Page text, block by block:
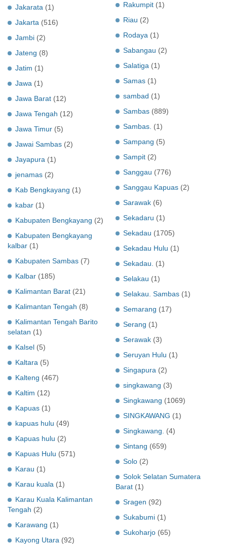
Jakarata (1)
Jakarta (516)
Jambi (2)
Jateng (8)
Jatim (1)
Jawa (1)
Jawa Barat (12)
Jawa Tengah (12)
Jawa Timur (5)
Jawai Sambas (2)
Jayapura (1)
jenamas (2)
Kab Bengkayang (1)
kabar (1)
Kabupaten Bengkayang (2)
Kabupaten Bengkayang
kalbar (1)
Kabupaten Sambas (7)
Kalbar (185)
Kalimantan Barat (21)
Kalimantan Tengah (8)
Kalimantan Tengah Barito
selatan (1)
Kalsel (5)
Kaltara (5)
Kalteng (467)
Kaltim (12)
Kapuas (1)
kapuas hulu (49)
Kapuas hulu (2)
Kapuas Hulu (571)
Karau (1)
Karau kuala (1)
Karau Kuala Kalimantan
Tengah (2)
Karawang (1)
Kayong Utara (92)
Rakumpit (1)
Riau (2)
Rodaya (1)
Sabangau (2)
Salatiga (1)
Samas (1)
sambad (1)
Sambas (889)
Sambas. (1)
Sampang (5)
Sampit (2)
Sanggau (776)
Sanggau Kapuas (2)
Sarawak (6)
Sekadaru (1)
Sekadau (1705)
Sekadau Hulu (1)
Sekadau.
(1)
Selakau (1)
Selakau. Sambas (1)
Semarang (17)
Serang (1)
Serawak (3)
Seruyan Hulu (1)
Singapura (2)
singkawang (3)
Singkawang (1069)
SINGKAWANG (1)
Singkawang.
(4)
Sintang (659)
Solo (2)
Solok Selatan Sumatera
Barat (1)
Sragen (92)
Sukabumi (1)
Sukoharjo (65)